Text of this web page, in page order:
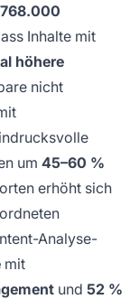
Inhalte mit
höhere
nicht
um 45–60 %
erhöht sich
Analyse-
mit
und 52 %